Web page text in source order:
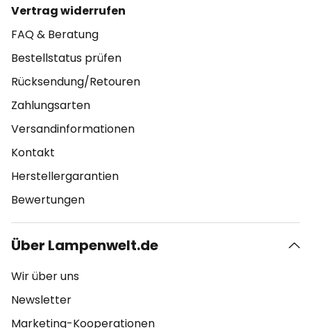
Vertrag widerrufen
FAQ & Beratung
Bestellstatus prüfen
Rücksendung/Retouren
Zahlungsarten
Versandinformationen
Kontakt
Herstellergarantien
Bewertungen
Über Lampenwelt.de
Wir über uns
Newsletter
Marketing-Kooperationen